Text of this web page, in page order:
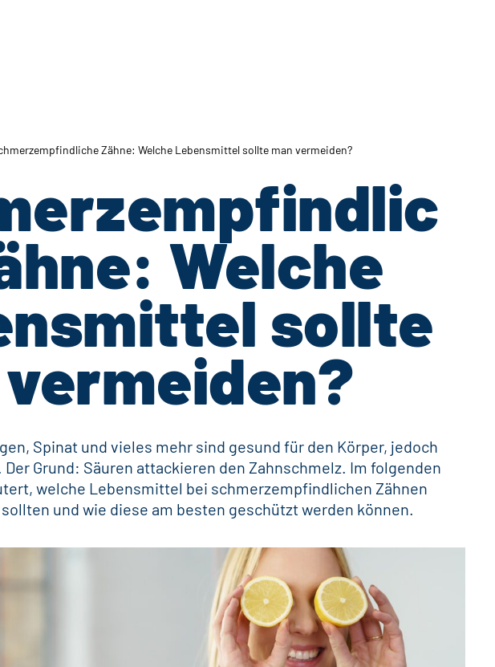
Zähne: Welche Lebensmittel sollte man vermeiden?
Welche
sollte
Spinat und vieles mehr sind gesund für den Körper, jedoch
Grund: Säuren attackieren den Zahnschmelz. Im folgenden
welche Lebensmittel bei schmerzempfindlichen Zähnen
und wie diese am besten geschützt werden können.